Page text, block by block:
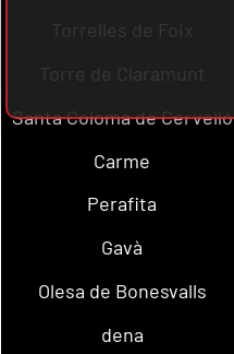
Torrelles de Foix
Torre de Claramunt
Santa Coloma de Cervelló
Carme
Perafita
Gavà
Olesa de Bonesvalls
dena